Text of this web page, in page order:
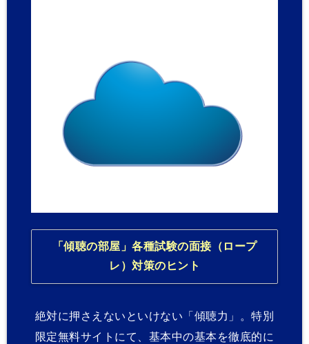
「傾聴の部屋」各種試験の面接（ロープ
レ）対策のヒント
絶対に押さえないといけない「傾聴力」。特別
限定無料サイトにて、基本中の基本を徹底的に